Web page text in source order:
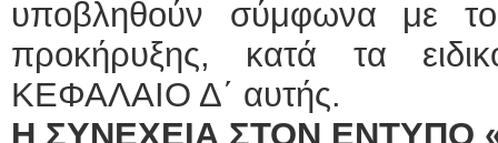
υποβληθούν σύμφωνα με
προκήρυξης, κατά τα
ΚΕΦΑΛΑΙΟ Δ΄ αυτής.
Η ΣΥΝΕΧΕΙΑ ΣΤΟΝ ΕΝΤΥΠΟ